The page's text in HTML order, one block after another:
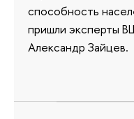
способность
пришли эксперты
Александр Зайцев.